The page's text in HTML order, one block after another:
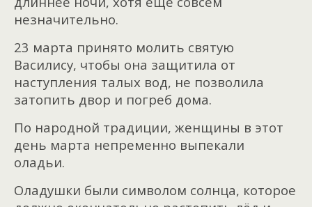
незначительно.
23 марта принято молить святую
Василису, чтобы она защитила от
наступления талых вод, не позволила
затопить двор и погреб дома.
По народной традиции, женщины в этот
день марта непременно выпекали
оладьи.
Оладушки были символом солнца, которое